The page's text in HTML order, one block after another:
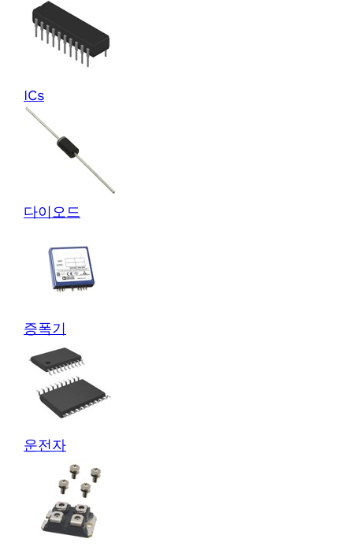
ICs
다이오드
증폭기
운전자